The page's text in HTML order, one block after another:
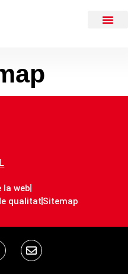
la web
qualitat Sitemap